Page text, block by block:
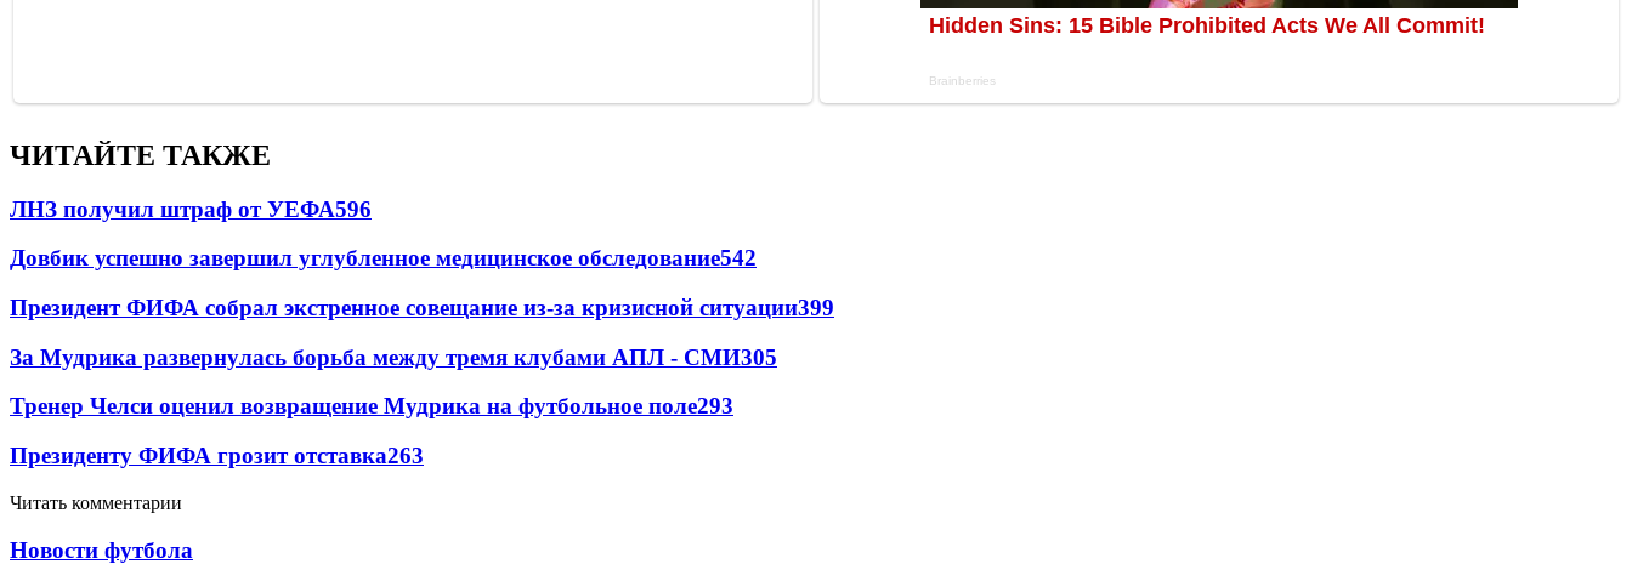
ЧИТАЙТЕ ТАКЖЕ
ЛНЗ получил штраф от УЕФА596
Довбик успешно завершил углубленное медицинское обследование542
Президент ФИФА собрал экстренное совещание из-за кризисной ситуации399
За Мудрика развернулась борьба между тремя клубами АПЛ - СМИ305
Тренер Челси оценил возвращение Мудрика на футбольное поле293
Президенту ФИФА грозит отставка263
Читать комментарии
Новости футбола